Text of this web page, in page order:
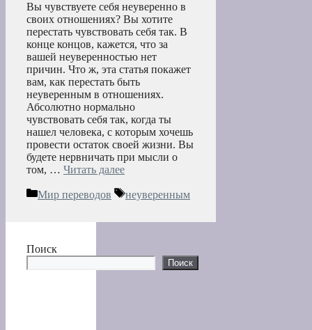
Вы чувствуете себя неуверенно в
своих отношениях? Вы хотите
перестать чувствовать себя так. В
конце концов, кажется, что за
вашей неуверенностью нет
причин. Что ж, эта статья покажет
вам, как перестать быть
неуверенным в отношениях.
Абсолютно нормально
чувствовать себя так, когда ты
нашел человека, с которым хочешь
провести остаток своей жизни. Вы
будете нервничать при мысли о
том, … Читать далее
Рубрики
Мир переводов Метки
неуверенным
Поиск
Поиск